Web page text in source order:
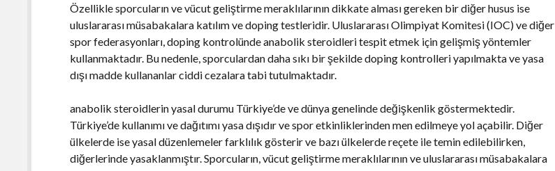
Özellikle sporcuların ve vücut geliştirme meraklılarının dikkate alması gereken bir diğer husus ise
uluslararası müsabakalara katılım ve doping testleridir. Uluslararası Olimpiyat Komitesi (IOC) ve diğer
spor federasyonları, doping kontrolünde anabolik steroidleri tespit etmek için gelişmiş yöntemler
kullanmaktadır. Bu nedenle, sporculardan daha sıkı bir şekilde doping kontrolleri yapılmakta ve yasa
dışı madde kullananlar ciddi cezalara tabi tutulmaktadır.
anabolik steroidlerin yasal durumu Türkiye’de ve dünya genelinde değişkenlik göstermektedir.
Türkiye’de kullanımı ve dağıtımı yasa dışıdır ve spor etkinliklerinden men edilmeye yol açabilir. Diğer
ülkelerde ise yasal düzenlemeler farklılık gösterir ve bazı ülkelerde reçete ile temin edilebilirken,
diğerlerinde yasaklanmıştır. Sporcuların, vücut geliştirme meraklılarının ve uluslararası müsabakalara